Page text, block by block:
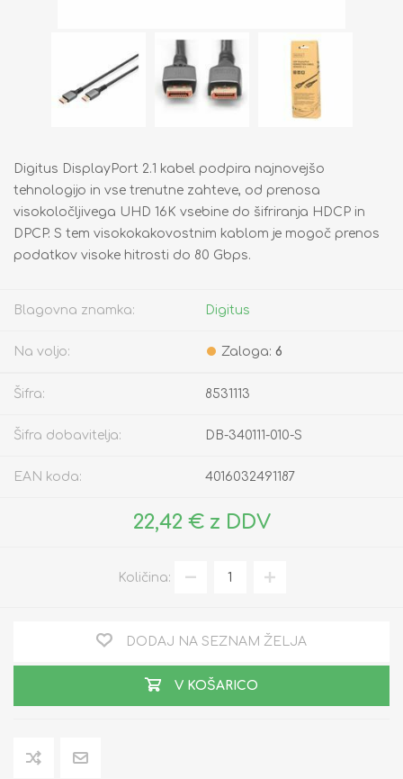
Digitus DisplayPort 2.1 kabel podpira najnovejšo
tehnologijo in vse trenutne zahteve, od prenosa
visokoločljivega UHD 16K vsebine do šifriranja HDCP in
DPCP. S tem visokokakovostnim kablom je mogoč prenos
podatkov visoke hitrosti do 80 Gbps.
Blagovna znamka: Digitus
Na voljo: Zaloga: 6
Šifra: 8531113
Šifra dobavitelja: DB-340111-010-S
EAN koda: 4016032491187
22,42 € z DDV
Količina:
DODAJ NA SEZNAM ŽELJA
V KOŠARICO